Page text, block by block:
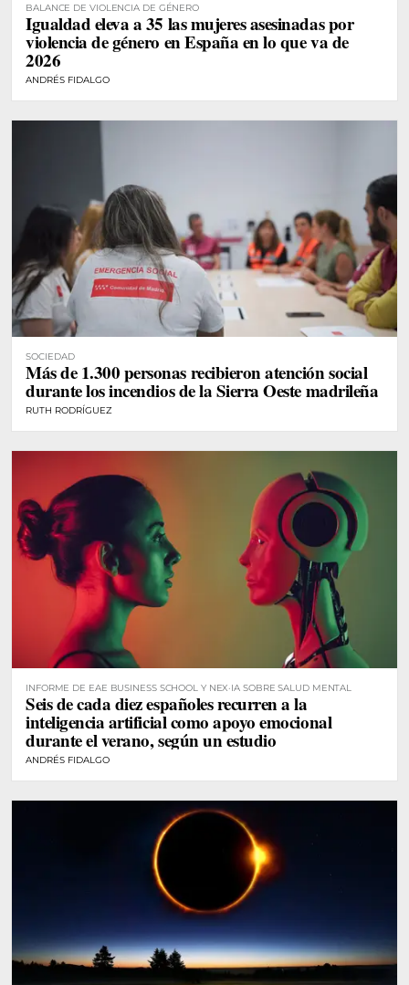
BALANCE DE VIOLENCIA DE GÉNERO
Igualdad eleva a 35 las mujeres asesinadas por
violencia de género en España en lo que va de
2026
ANDRÉS FIDALGO
SOCIEDAD
Más de 1.300 personas recibieron atención social
durante los incendios de la Sierra Oeste madrileña
RUTH RODRÍGUEZ
INFORME DE EAE BUSINESS SCHOOL Y NEX·IA SOBRE SALUD MENTAL
Seis de cada diez españoles recurren a la
inteligencia artificial como apoyo emocional
durante el verano, según un estudio
ANDRÉS FIDALGO